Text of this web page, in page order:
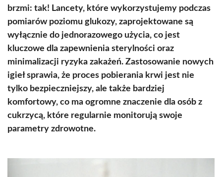
brzmi: tak! Lancety, które wykorzystujemy podczas
pomiarów poziomu glukozy, zaprojektowane są
wyłącznie do jednorazowego użycia, co jest
kluczowe dla zapewnienia sterylności oraz
minimalizacji ryzyka zakażeń. Zastosowanie nowych
igieł sprawia, że ​​proces pobierania krwi jest nie
tylko bezpieczniejszy, ale także bardziej
komfortowy, co ma ogromne znaczenie dla osób z
cukrzycą, które regularnie monitorują swoje
parametry zdrowotne.